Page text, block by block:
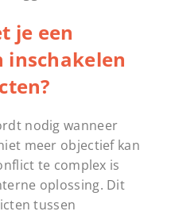
je een
inschakelen
nodig wanneer
meer objectief kan
te complex is
oplossing. Dit
tussen